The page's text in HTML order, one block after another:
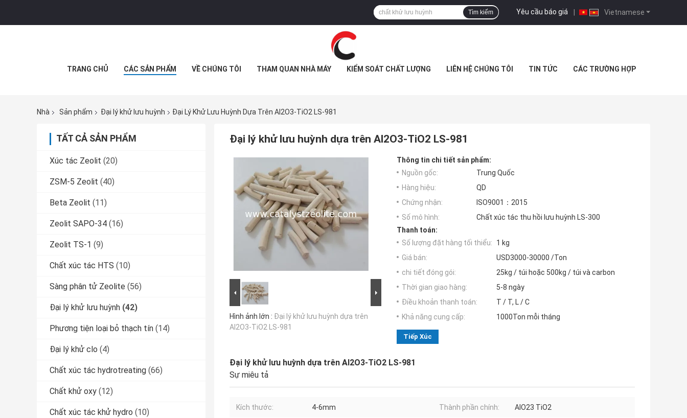
Vietnamese
Yêu cầu báo giá |
Tìm kiếm
TRANG CHỦ CÁC SẢN PHẨM VỀ CHÚNG TÔI THAM QUAN NHÀ MÁY KIỂM SOÁT CHẤT LƯỢNG LIÊN HỆ CHÚNG TÔI TIN TỨC CÁC TRƯỜNG HỢP
Nhà Sản phẩm Đại lý khử lưu huỳnh Đại Lý Khử Lưu Huỳnh Dựa Trên Al2O3-TiO2 LS-981
TẤT CẢ SẢN PHẨM
Xúc tác Zeolit (20)
ZSM-5 Zeolit (40)
Beta Zeolit (11)
Zeolit ​​SAPO-34 (16)
Zeolit ​​TS-1 (9)
Chất xúc tác HTS (10)
Sàng phân tử Zeolite (56)
Đại lý khử lưu huỳnh (42)
Phương tiện loại bỏ thạch tín (14)
Đại lý khử clo (4)
Chất xúc tác hydrotreating (66)
Chất khử oxy (12)
Chất xúc tác khử hydro (10)
Đại lý khử lưu huỳnh dựa trên Al2O3-TiO2 LS-981
Hình ảnh lớn : Đại lý khử lưu huỳnh dựa trên
Al2O3-TiO2 LS-981
Thông tin chi tiết sản phẩm:
Nguồn gốc:
Trung Quốc
Hàng hiệu:
QD
Chứng nhận:
ISO9001：2015
Số mô hình:
Chất xúc tác thu hồi lưu huỳnh LS-300
Thanh toán:
Số lượng đặt hàng tối thiểu:
1 kg
Giá bán:
USD3000-30000 /Ton
chi tiết đóng gói:
25kg / túi hoặc 500kg / túi và carbon
Thời gian giao hàng:
5-8 ngày
Điều khoản thanh toán:
T / T, L / C
Khả năng cung cấp:
1000Ton mỗi tháng
Tiếp Xúc
Đại lý khử lưu huỳnh dựa trên Al2O3-TiO2 LS-981
Sự miêu tả
Kích thước: 4-6mm Thành phần chính: AlO23 TiO2